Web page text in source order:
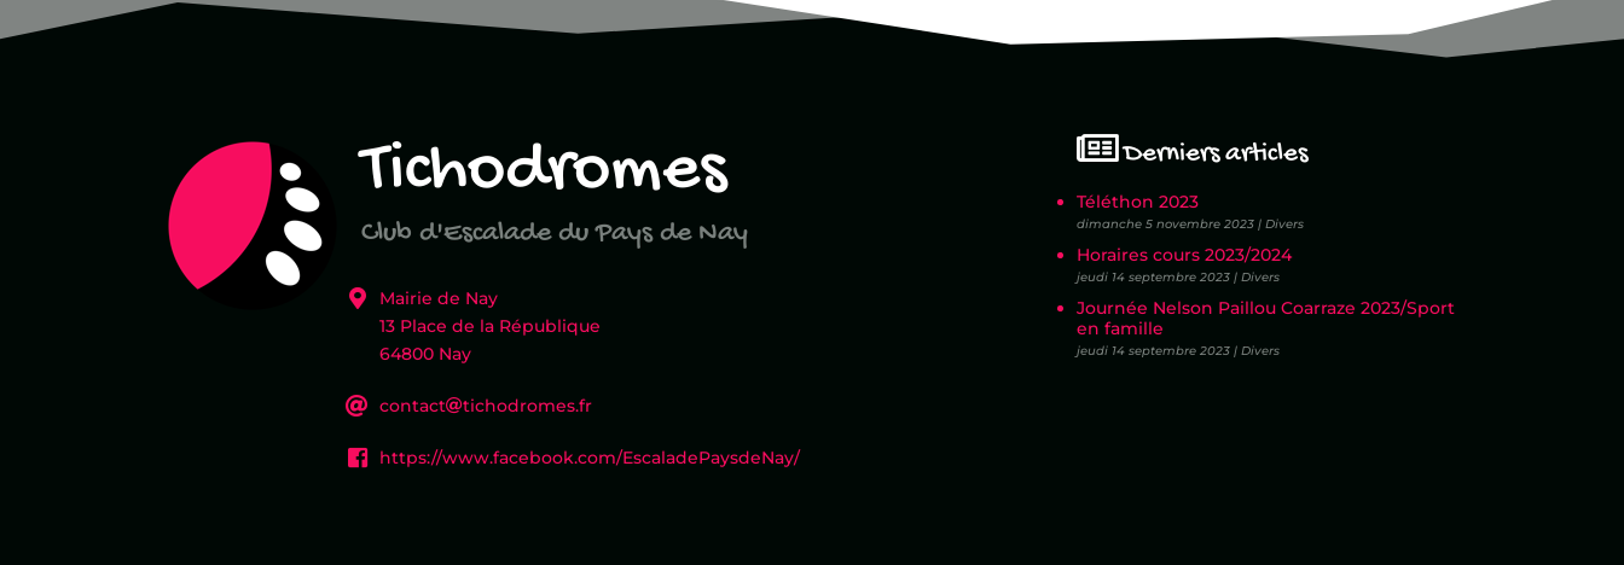
Tichodromes
Club d'Escalade du Pays de Nay
Mairie de Nay
13 Place de la République
64800 Nay
contact tichodromes.fr
https://www.facebook.com/EscaladePaysdeNay/
Derniers articles
Téléthon 2023
dimanche 5 novembre 2023 | Divers
Horaires cours 2023/2024
jeudi 14 septembre 2023 | Divers
Journée Nelson Paillou Coarraze 2023/Sport
en famille
jeudi 14 septembre 2023 | Divers